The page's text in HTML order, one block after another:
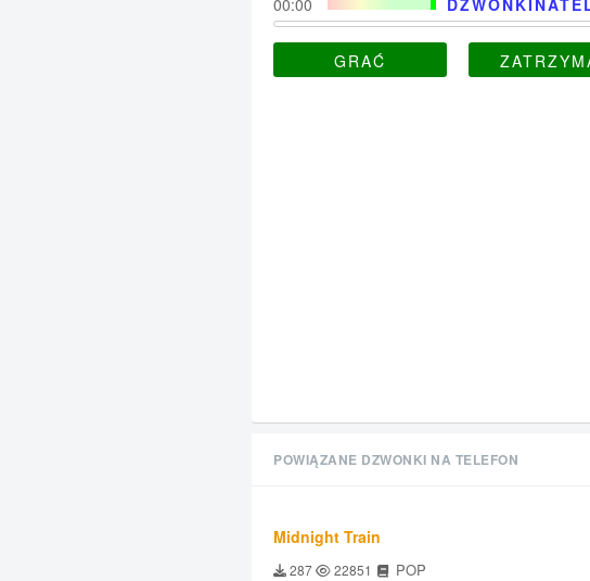
00:00
GRAĆ
POWIĄZANE DZWONKI NA TELEFON
Midnight Train
287 22851 POP